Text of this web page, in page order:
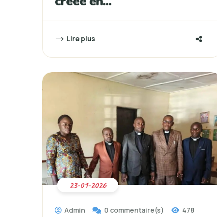
Lire plus
Admin 0 commentaire(s) 478
23-01-2026